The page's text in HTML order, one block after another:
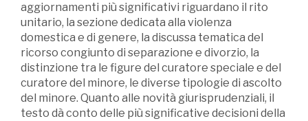
aggiornamenti più significativi riguardano il rito
unitario, la sezione dedicata alla violenza
domestica e di genere, la discussa tematica del
ricorso congiunto di separazione e divorzio, la
distinzione tra le figure del curatore speciale e del
curatore del minore, le diverse tipologie di ascolto
del minore. Quanto alle novità giurisprudenziali, il
testo dà conto delle più significative decisioni della